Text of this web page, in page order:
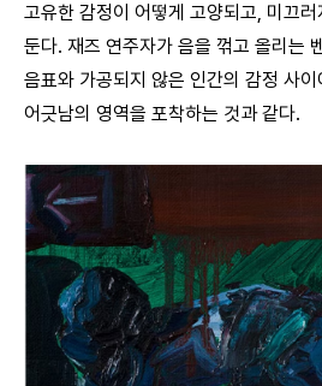
고유한 감정이 어떻게 고양되고, 미끄
둔다. 재즈 연주자가 음을 꺾고 올리는
음표와 가공되지 않은 인간의 감정 사
어긋남의 영역을 포착하는 것과 같다.